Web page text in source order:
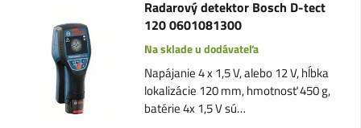
Radarový detektor Bosch D-tect
120 0601081300
Na sklade u dodávateľa
Napájanie 4 x 1,5 V, alebo 12 V, hĺbka
lokalizácie 120 mm, hmotnosť 450 g,
batérie 4x 1,5 V sú…